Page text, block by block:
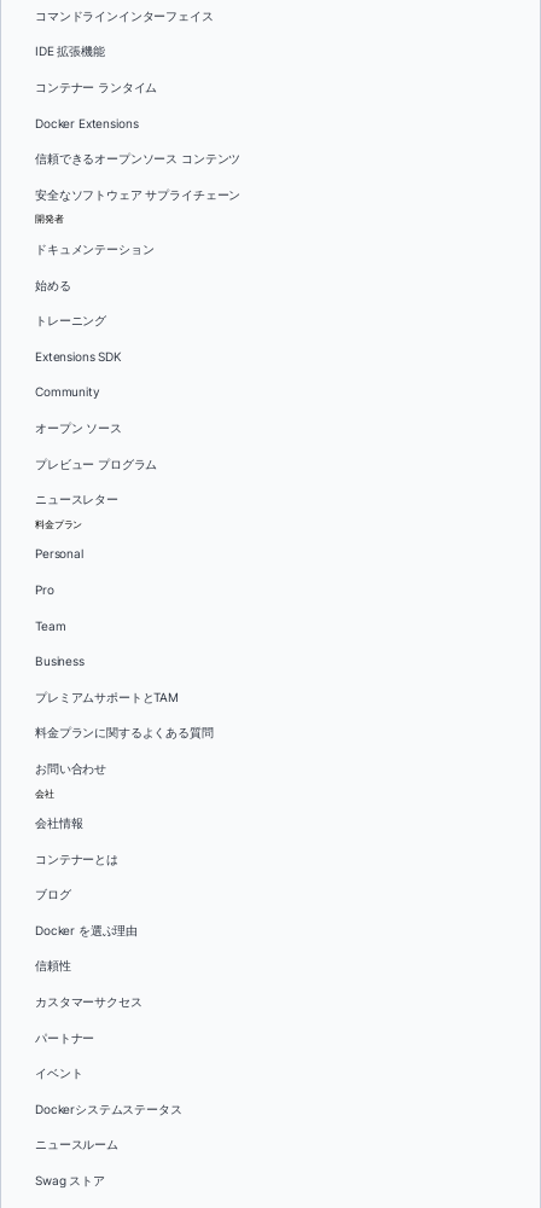
コマンドラインインターフェイス
IDE 拡張機能
コンテナー ランタイム
Docker Extensions
信頼できるオープンソース コンテンツ
安全なソフトウェア サプライチェーン
開発者
ドキュメンテーション
始める
トレーニング
Extensions SDK
Community
オープン ソース
プレビュー プログラム
ニュースレター
料金プラン
Personal
Pro
Team
Business
プレミアムサポートとTAM
料金プランに関するよくある質問
お問い合わせ
会社
会社情報
コンテナーとは
ブログ
Docker を選ぶ理由
信頼性
カスタマーサクセス
パートナー
イベント
Dockerシステムステータス
ニュースルーム
Swag ストア